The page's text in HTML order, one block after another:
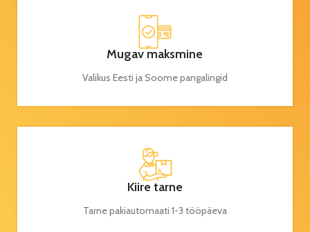
Mugav maksmine
Valikus Eesti ja Soome pangalingid
Kiire tarne
Tarne pakiautomaati 1-3 tööpäeva